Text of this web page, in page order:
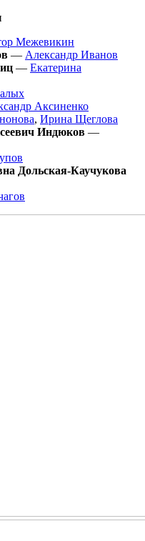
Межевикин
— Александр Иванов
— Екатерина
Аксиненко
, Ирина Щеглова
Индюков —
Дольская-Каучукова